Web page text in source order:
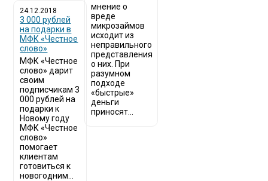
24.12.2018
3 000 рублей
на подарки в
МФК «Честное
слово»
МФК «Честное
слово» дарит
своим
подписчикам 3
000 рублей на
подарки к
Новому году
МФК «Честное
слово»
помогает
клиентам
готовиться к
новогодним...
мнение о
вреде
микрозаймов
исходит из
неправильного
представления
о них. При
разумном
подходе
«быстрые»
деньги
приносят...